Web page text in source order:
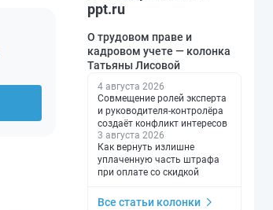
ppt.ru
О трудовом праве и
кадровом учете — колонка
Татьяны Лисовой
4 августа 2026
Совмещение ролей эксперта
и руководителя-контролёра
создаёт конфликт интересов
3 августа 2026
Как вернуть излишне
уплаченную часть штрафа
при оплате со скидкой
Все статьи колонки